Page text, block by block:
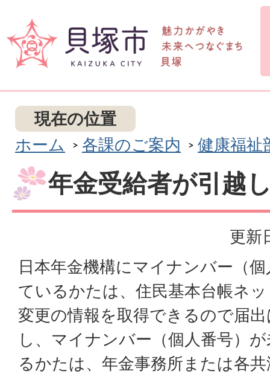
現在の位置
ホーム
各課のご案内 健康福祉
年金受給者が引越
更新
日本年金機構にマイナンバー（
ているかたは、住民基本台帳ネ
変更の情報を取得できるので届
し、マイナンバー（個人番号）
るかたは、年金事務所または各